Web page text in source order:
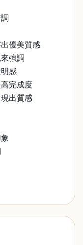
優美質感
強調
感
完成度
出質感